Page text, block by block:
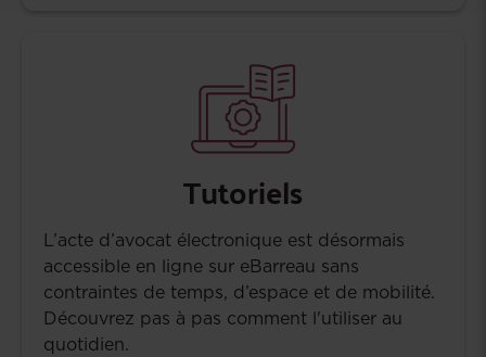
Tutoriels
​L’acte d’avocat électronique est désormais
accessible en ligne sur eBarreau sans
contraintes de temps, d’espace et de mobilité.
Découvrez pas à pas comment l'utiliser au
quotidien.